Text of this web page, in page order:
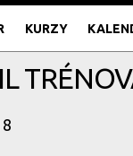
KURZY